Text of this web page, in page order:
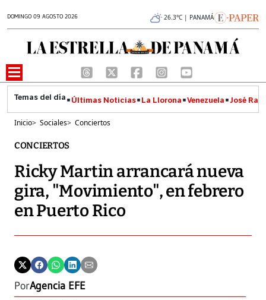
DOMINGO 09 AGOSTO 2026 26.3°C | PANAMÁ
Últimas Noticias La Llorona Venezuela José
Inicio> Sociales> Conciertos
CONCIERTOS
Ricky Martin arrancará nueva
gira, "Movimiento", en febrero
en Puerto Rico
PorAgencia EFE